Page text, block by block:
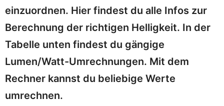
einzuordnen. Hier findest du alle Infos zur
Berechnung der richtigen Helligkeit. In der
Tabelle unten findest du gängige
Lumen/Watt-Umrechnungen. Mit dem
Rechner kannst du beliebige Werte
umrechnen.